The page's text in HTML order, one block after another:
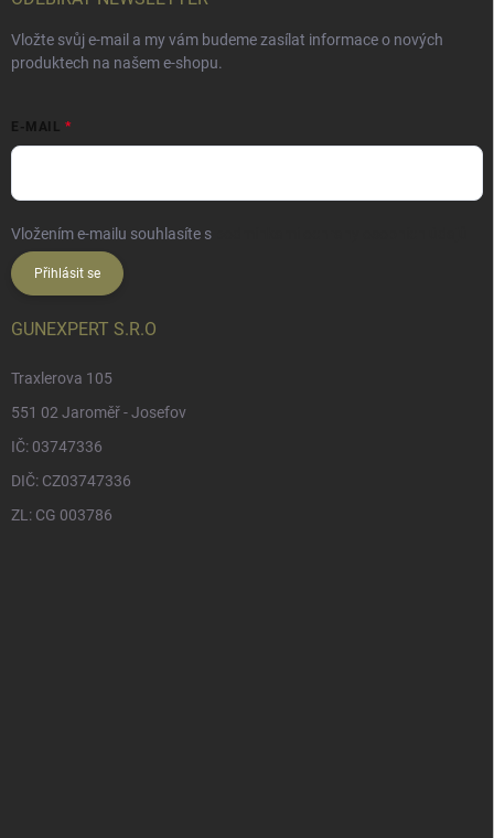
Vložte svůj e-mail a my vám budeme zasílat informace o nových
produktech na našem e-shopu.
E-MAIL
Vložením e-mailu souhlasíte s
Přihlásit se
GUNEXPERT S.R.O
Traxlerova 105
551 02 Jaroměř - Josefov
IČ: 03747336
DIČ: CZ03747336
ZL: CG 003786